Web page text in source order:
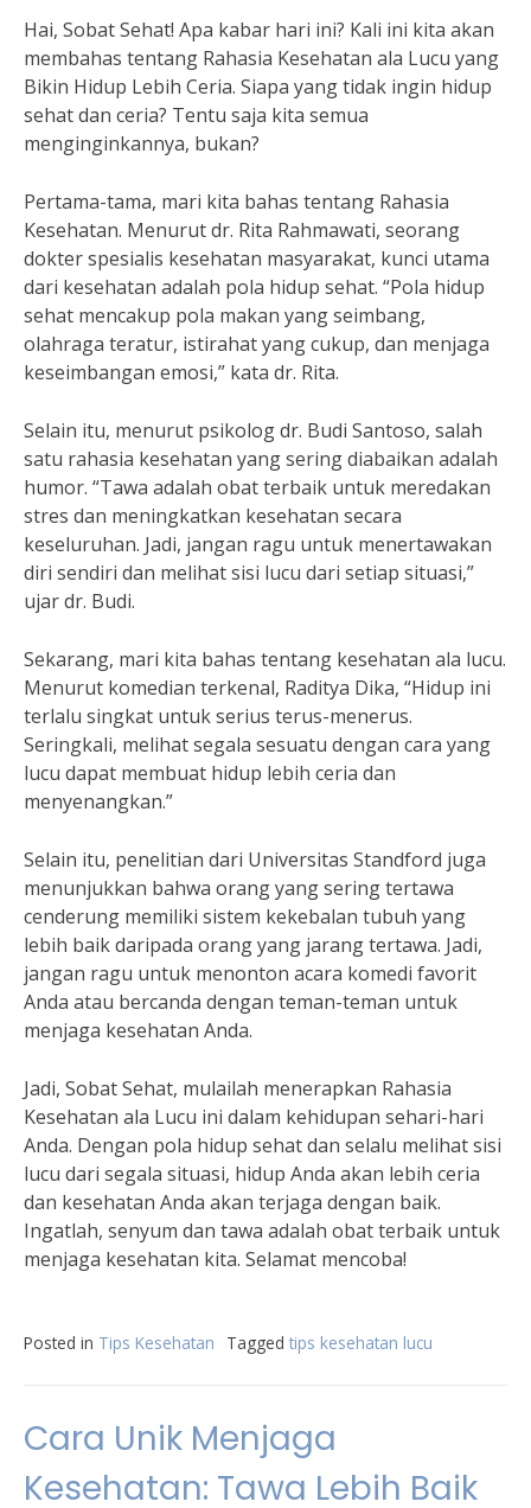
Hai, Sobat Sehat! Apa kabar hari ini? Kali ini kita akan
membahas tentang Rahasia Kesehatan ala Lucu yang
Bikin Hidup Lebih Ceria. Siapa yang tidak ingin hidup
sehat dan ceria? Tentu saja kita semua
menginginkannya, bukan?
Pertama-tama, mari kita bahas tentang Rahasia
Kesehatan. Menurut dr. Rita Rahmawati, seorang
dokter spesialis kesehatan masyarakat, kunci utama
dari kesehatan adalah pola hidup sehat. “Pola hidup
sehat mencakup pola makan yang seimbang,
olahraga teratur, istirahat yang cukup, dan menjaga
keseimbangan emosi,” kata dr. Rita.
Selain itu, menurut psikolog dr. Budi Santoso, salah
satu rahasia kesehatan yang sering diabaikan adalah
humor. “Tawa adalah obat terbaik untuk meredakan
stres dan meningkatkan kesehatan secara
keseluruhan. Jadi, jangan ragu untuk menertawakan
diri sendiri dan melihat sisi lucu dari setiap situasi,”
ujar dr. Budi.
Sekarang, mari kita bahas tentang kesehatan ala lucu.
Menurut komedian terkenal, Raditya Dika, “Hidup ini
terlalu singkat untuk serius terus-menerus.
Seringkali, melihat segala sesuatu dengan cara yang
lucu dapat membuat hidup lebih ceria dan
menyenangkan.”
Selain itu, penelitian dari Universitas Standford juga
menunjukkan bahwa orang yang sering tertawa
cenderung memiliki sistem kekebalan tubuh yang
lebih baik daripada orang yang jarang tertawa. Jadi,
jangan ragu untuk menonton acara komedi favorit
Anda atau bercanda dengan teman-teman untuk
menjaga kesehatan Anda.
Jadi, Sobat Sehat, mulailah menerapkan Rahasia
Kesehatan ala Lucu ini dalam kehidupan sehari-hari
Anda. Dengan pola hidup sehat dan selalu melihat sisi
lucu dari segala situasi, hidup Anda akan lebih ceria
dan kesehatan Anda akan terjaga dengan baik.
Ingatlah, senyum dan tawa adalah obat terbaik untuk
menjaga kesehatan kita. Selamat mencoba!
Posted in Tips Kesehatan Tagged tips kesehatan lucu
Cara Unik Menjaga
Kesehatan: Tawa Lebih Baik